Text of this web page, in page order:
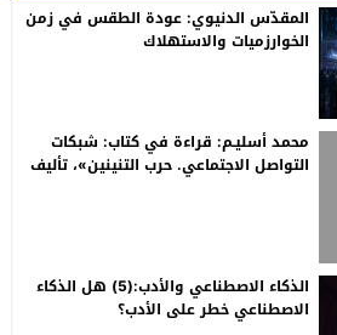
المقدّس الدنيوي: عودة الطقس في زمن
الخوارزميات والاستهلاك
محمد أسليـم: قراءة في كتاب: شبكات
التواصل الاجتماعي. حرب التنينين»، تأليف
الذكاء الاصطناعي والأدب:(5) هل الذكاء
الاصطناعي خطر على الأدب؟